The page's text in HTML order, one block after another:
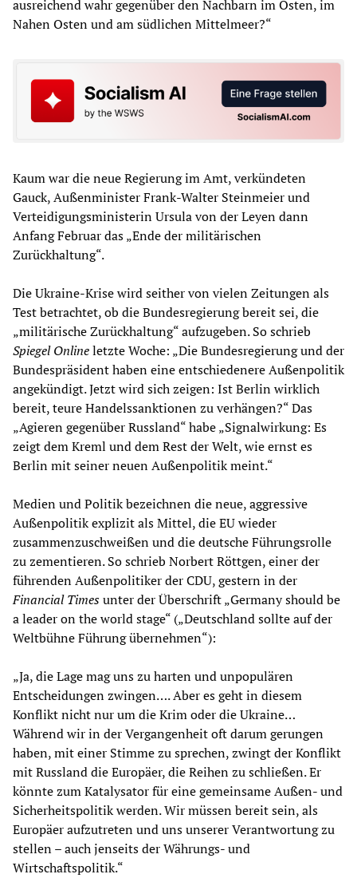
ausreichend wahr gegenüber den Nachbarn im Osten, im
Nahen Osten und am südlichen Mittelmeer?“
Kaum war die neue Regierung im Amt, verkündeten
Gauck, Außenminister Frank-Walter Steinmeier und
Verteidigungsministerin Ursula von der Leyen dann
Anfang Februar das „Ende der militärischen
Zurückhaltung“.
Die Ukraine-Krise wird seither von vielen Zeitungen als
Test betrachtet, ob die Bundesregierung bereit sei, die
„militärische Zurückhaltung“ aufzugeben. So schrieb
Spiegel Onlineletzte Woche: „Die Bundesregierung und der
Bundespräsident haben eine entschiedenere Außenpolitik
angekündigt. Jetzt wird sich zeigen: Ist Berlin wirklich
bereit, teure Handelssanktionen zu verhängen?“ Das
„Agieren gegenüber Russland“ habe „Signalwirkung: Es
zeigt dem Kreml und dem Rest der Welt, wie ernst es
Berlin mit seiner neuen Außenpolitik meint.“
Medien und Politik bezeichnen die neue, aggressive
Außenpolitik explizit als Mittel, die EU wieder
zusammenzuschweißen und die deutsche Führungsrolle
zu zementieren. So schrieb Norbert Röttgen, einer der
führenden Außenpolitiker der CDU, gestern in der
Financial Timesunter der Überschrift „Germany should be
a leader on the world stage“ („Deutschland sollte auf der
Weltbühne Führung übernehmen“):
„Ja, die Lage mag uns zu harten und unpopulären
Entscheidungen zwingen…. Aber es geht in diesem
Konflikt nicht nur um die Krim oder die Ukraine…
Während wir in der Vergangenheit oft darum gerungen
haben, mit einer Stimme zu sprechen, zwingt der Konflikt
mit Russland die Europäer, die Reihen zu schließen. Er
könnte zum Katalysator für eine gemeinsame Außen- und
Sicherheitspolitik werden. Wir müssen bereit sein, als
Europäer aufzutreten und uns unserer Verantwortung zu
stellen – auch jenseits der Währungs- und
Wirtschaftspolitik.“